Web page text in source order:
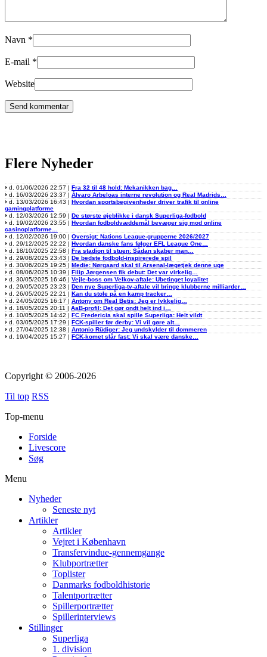
Navn *
E-mail *
Website
Flere Nyheder
d. 01/06/2026 22:57 | Fra 32 til 48 hold: Mekanikken bag…
d. 16/03/2026 23:37 | Álvaro Arbeloas interne revolution og Real Madrids…
d. 13/03/2026 16:43 | Hvordan sportsbegivenheder driver trafik til online
gamingplatforme
d. 12/03/2026 12:59 | De største øjeblikke i dansk Superliga-fodbold
d. 19/02/2026 23:55 | Hvordan fodboldvæddemål bevæger sig mod online
casinoplatforme…
d. 12/02/2026 19:00 | Oversigt: Nations League-grupperne 2026/2027
d. 29/12/2025 22:22 | Hvordan danske fans følger EFL League One…
d. 18/10/2025 22:58 | Fra stadion til stuen: Sådan skaber man…
d. 29/08/2025 23:43 | De bedste fodbold-inspirerede spil
d. 30/06/2025 19:25 | Medie: Nørgaard skal til Arsenal-lægetjek denne uge
d. 08/06/2025 10:39 | Filip Jørgensen fik debut: Det var virkelig…
d. 30/05/2025 16:46 | Vejle-boss om Velkov-aftale: Ubetinget loyalitet
d. 29/05/2025 23:23 | Den nye Superliga-tv-aftale vil bringe klubberne milliarder…
d. 26/05/2025 22:21 | Kan du stole på en kamp tracker…
d. 24/05/2025 16:17 | Antony om Real Betis: Jeg er lykkelig…
d. 18/05/2025 20:11 | AaB-profil: Det gør ondt helt ind i…
d. 10/05/2025 14:42 | FC Fredericia skal spille Superliga: Helt vildt
d. 03/05/2025 17:29 | FCK-spiller før derby: Vi vil gøre alt…
d. 27/04/2025 12:38 | Antonio Rüdiger: Jeg undskylder til dommeren
d. 19/04/2025 15:27 | FCK-komet slår fast: Vi skal være danske…
Copyright © 2006-2026
Til top RSS
Top-menu
Forside
Livescore
Søg
Menu
Nyheder
Seneste nyt
Artikler
Artikler
Vejret i København
Transfervindue-gennemgange
Klubportrætter
Toplister
Danmarks fodboldhistorie
Talentportrætter
Spillerportrætter
Spillerinterviews
Stillinger
Superliga
1. division